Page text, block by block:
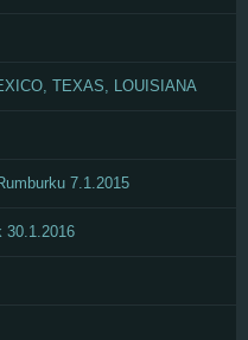
TEXAS, LOUISIANA
7.1.2015
30.1.2016